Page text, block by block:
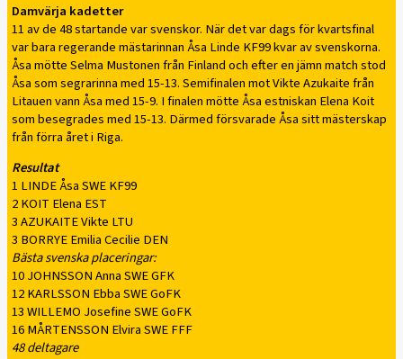
Damvärja kadetter
11 av de 48 startande var svenskor. När det var dags för kvartsfinal
var bara regerande mästarinnan Åsa Linde KF99 kvar av svenskorna.
Åsa mötte Selma Mustonen från Finland och efter en jämn match stod
Åsa som segrarinna med 15-13. Semifinalen mot Vikte Azukaite från
Litauen vann Åsa med 15-9. I finalen mötte Åsa estniskan Elena Koit
som besegrades med 15-13. Därmed försvarade Åsa sitt mästerskap
från förra året i Riga.
Resultat
1 LINDE Åsa SWE KF99
2 KOIT Elena EST
3 AZUKAITE Vikte LTU
3 BORRYE Emilia Cecilie DEN
Bästa svenska placeringar:
10 JOHNSSON Anna SWE GFK
12 KARLSSON Ebba SWE GoFK
13 WILLEMO Josefine SWE GoFK
16 MÅRTENSSON Elvira SWE FFF
48 deltagare